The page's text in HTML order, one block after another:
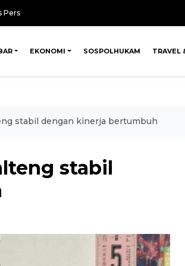
Pers
EKONOMI SOSPOLHUKAM TRAVEL
stabil dengan kinerja bertumbuh
stabil